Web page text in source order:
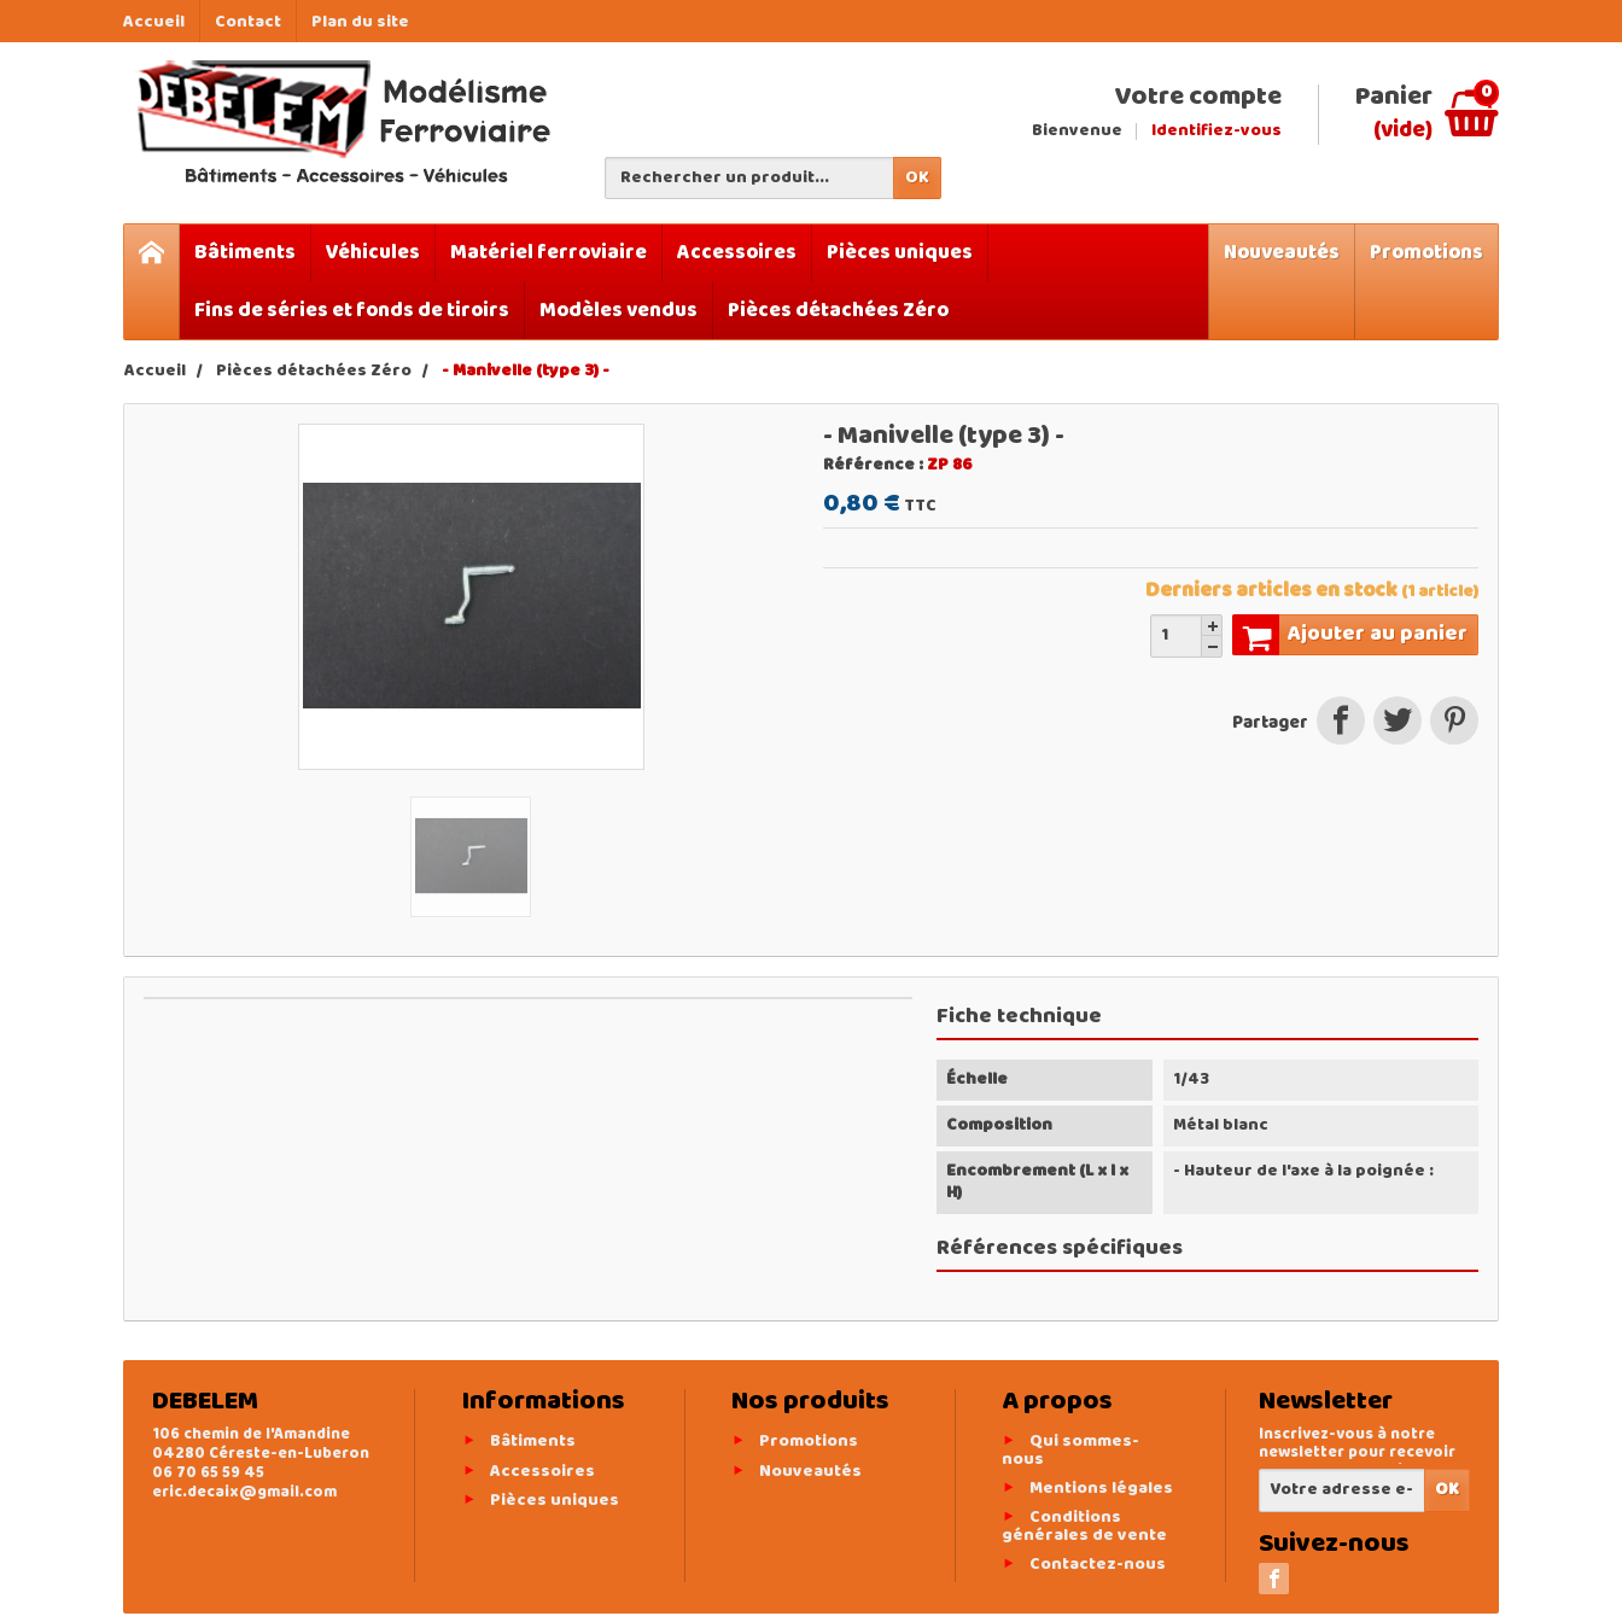
Accueil Contact Plan du site
OK
Panier
(vide)
0
Votre compte
Bienvenue Identifiez-vous
Promotions
Nouveautés
Bâtiments Véhicules Matériel ferroviaire Accessoires
Pièces uniques
Fins de séries et fonds de tiroirs
Modèles vendus Pièces détachées Zéro
Accueil Pièces détachées Zéro - Manivelle (type 3) -
- Manivelle (type 3) -
Référence :ZP 86
0,80 € TTC
Derniers articles en stock(1 article)
Ajouter au panier
Partager
Fiche technique
Échelle
1/43
Composition
Métal blanc
Encombrement (L x l x
H)
- Hauteur de l'axe à la poignée :
Références spécifiques
DEBELEM
106 chemin de l'Amandine
04280 Céreste-en-Luberon
06 70 65 59 45
eric.decaix@gmail.com
Informations
Bâtiments
Accessoires
Pièces uniques
Nos produits
Promotions
Nouveautés
A propos
Qui sommes-
nous
Mentions légales
Conditions
générales de vente
Contactez-nous
Newsletter
Inscrivez-vous à notre
newsletter pour recevoir
des offres exclusives
Suivez-nous